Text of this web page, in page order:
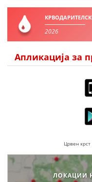
2026
Апликација за
Црвен
ЛОКАЦИИ